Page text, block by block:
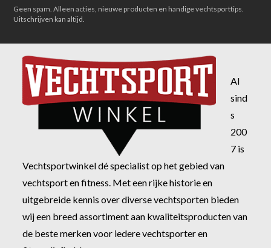
Geen spam. Alleen acties, nieuwe producten en handige vechtsporttips.
Uitschrijven kan altijd.
Al
sind
s
200
7 is
Vechtsportwinkel dé specialist op het gebied van
vechtsport en fitness. Met een rijke historie en
uitgebreide kennis over diverse vechtsporten bieden
wij een breed assortiment aan kwaliteitsproducten van
de beste merken voor iedere vechtsporter en